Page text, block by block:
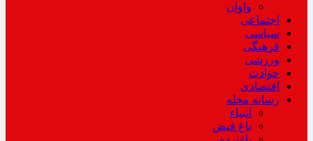
واوان
اجتماعی
سیاسی
فرهنگی
ورزشی
حوادث
اقتصادی
رسانه محله
انبیاء
باغ فیض